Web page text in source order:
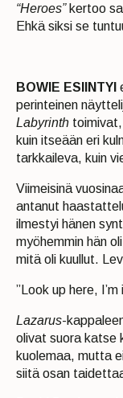
“Heroes”kertoo
Ehkä siksi se
BOWIE ESIINTYI
perinteinen
Labyrinth
kuin itseään eri
tarkkaileva, kuin
Viimeisinä
antanut
ilmestyi hänen
myöhemmin hän
mitä oli kuullut.
”Look up here, I’m
Lazarus-
olivat suora katse
kuolemaa, mutta
siitä osan